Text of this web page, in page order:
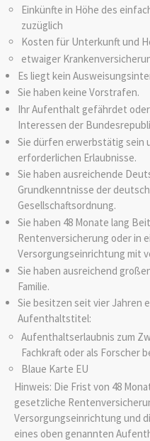
Einkünfte in Höhe des
zuzüglich
Kosten für Unterkunft und
etwaiger
Es liegt kein
Sie haben keine Vorstrafen.
Ihr Aufenthalt gefährdet
Interessen der
Sie dürfen erwerbstätig sein
erforderlichen Erlaubnisse.
Sie haben ausreichende
Grundkenntnisse der
Gesellschaftsordnung.
Sie haben 48 Monate lang
Rentenversicherung oder in
Versorgungseinrichtung mit
Sie haben ausreichend
Familie.
Sie besitzen seit vier Jahren
Aufenthaltstitel:
Aufenthaltserlaubnis zum
Fachkraft oder als Forscher
Blaue Karte EU
Hinweis: Die Frist von 48
gesetzliche
Versorgungseinrichtung und
eines oben genannten